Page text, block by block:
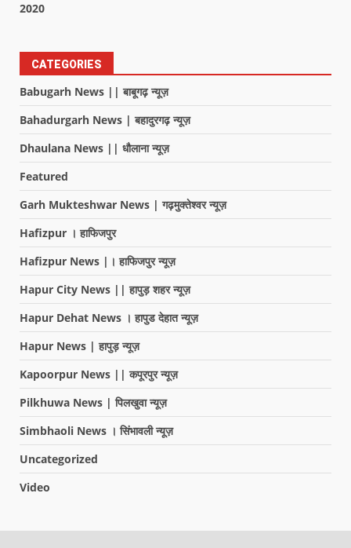
2020
CATEGORIES
Babugarh News || बाबूगढ़ न्यूज़
Bahadurgarh News | बहादुरगढ़ न्यूज़
Dhaulana News || धौलाना न्यूज़
Featured
Garh Mukteshwar News | गढ़मुक्तेश्वर न्यूज़
Hafizpur । हाफिजपुर
Hafizpur News |। हाफिजपुर न्यूज़
Hapur City News || हापुड़ शहर न्यूज़
Hapur Dehat News । हापुड देहात न्यूज़
Hapur News | हापुड़ न्यूज़
Kapoorpur News || कपूरपुर न्यूज़
Pilkhuwa News | पिलखुवा न्यूज़
Simbhaoli News । सिंभावली न्यूज़
Uncategorized
Video